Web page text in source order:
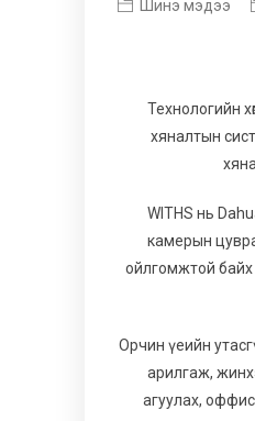
Шинэ мэдээ
Технологийн
хяналтын
WITHS нь
камерын
ойлгомжтой байх
Орчин үеийн
арилгаж,
агуулах,